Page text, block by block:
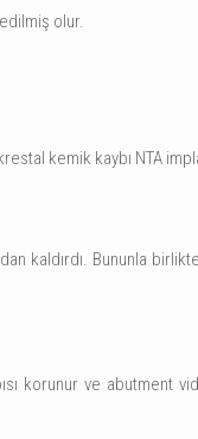
olur.
kemik kaybı NTA
kaldırdı. Bununla
korunur ve abutment